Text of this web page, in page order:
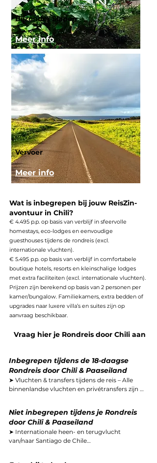
Bijzonder Slapen
Meer info
Vervoer
Meer info
€ 4.495 p.p. op basis van verblijf in sfeervolle
homestays, eco-lodges en eenvoudige
guesthouses tijdens de rondreis (excl.
internationale vluchten).
€ 5.495 p.p. op basis van verblijf in comfortabele
boutique hotels, resorts en kleinschalige lodges
met extra faciliteiten (excl. internationale vluchten).
Prijzen zijn berekend op basis van 2 personen per
kamer/bungalow. Familiekamers, extra bedden of
upgrades naar luxere villa’s en suites zijn op
aanvraag beschikbaar.
Wat is inbegrepen bij jouw ReisZin-
avontuur in Chili?
Vraag hier je Rondreis door Chili aan
​​​​Inbegrepen tijdens de 18-daagse
Rondreis door Chili & Paaseiland
➤ Vluchten & transfers tijdens de reis – Alle
binnenlandse vluchten en privétransfers zijn
woestijn, La Serena en Paaseiland. Ter plaatse
staan transfers klaar, zodat je comfortabel en
zorgeloos reist.
Niet inbegrepen tijdens je Rondreis
door Chili & Paaseiland
➤ Internationale heen- en terugvlucht
van/naar Santiago de Chile